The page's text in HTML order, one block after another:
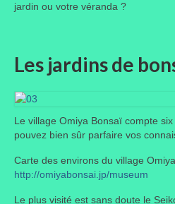
jardin ou votre véranda ?
Les jardins de
Le village Omiya Bonsaï compte
pouvez bien sûr parfaire vos
Carte des environs du village
http://omiyabonsai.jp/museum
Le plus visité est sans doute le